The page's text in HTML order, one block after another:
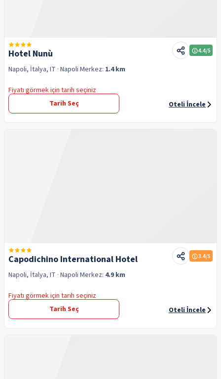
Hotel Nunù 4.4/5
Napoli, İtalya, IT · Napoli Merkez: 1.4 km
Fiyatı görmek için tarih seçiniz
Tarih Seç
Oteli İncele
Capodichino International Hotel 3.4/5
Napoli, İtalya, IT · Napoli Merkez: 4.9 km
Fiyatı görmek için tarih seçiniz
Tarih Seç
Oteli İncele